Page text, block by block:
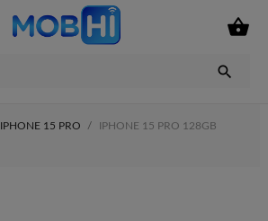


IPHONE 15 PRO
IPHONE 15 PRO 128GB